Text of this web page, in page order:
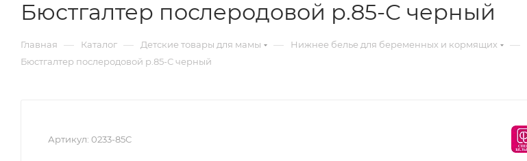
Бюстгалтер послеродовой р.85-С черный
Главная — Каталог — Детские товары для мамы — Нижнее белье для беременных и кормящих —
Бюстгалтер послеродовой р.85-С черный
Артикул: 0233-85С